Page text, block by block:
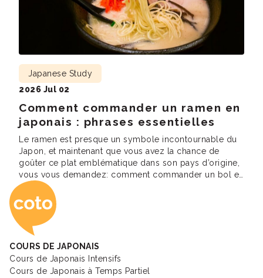
Comment commander un ramen en
japonais : phrases essentielles
Japanese Study
2026 Jul 02
Le ramen est presque un symbole incontournable du
Japon, et maintenant que vous avez la chance de
goûter ce plat emblématique dans son pays d’origine,
vous vous demandez: comment commander un bol en
japonais ? Lorsque vous entrez pour la première fois
dans un restaurant de ramen au Japon, vous êtes
submergé d’options et de […]
Coto Academy -
COURS DE JAPONAIS
Cours de Japonais Intensifs
Cours de Japonais à Temps Partiel